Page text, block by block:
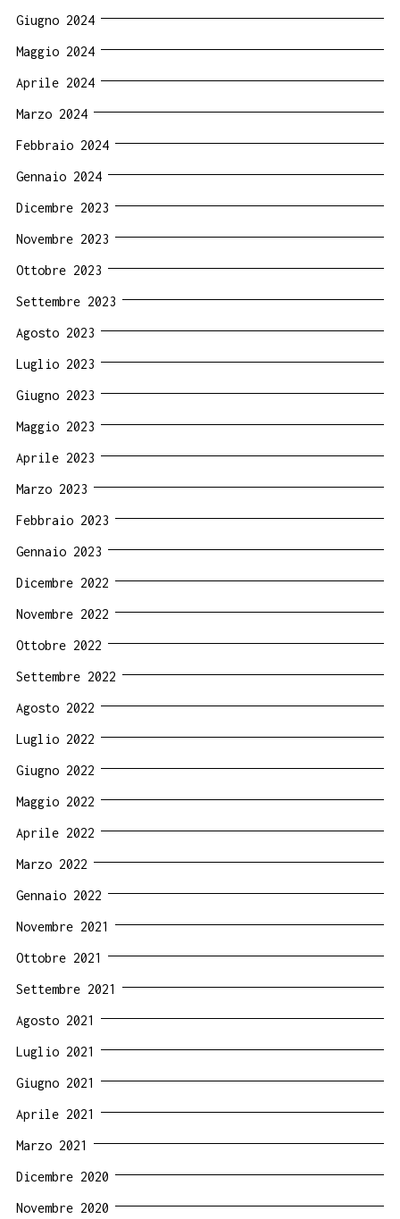
Giugno 2024
Maggio 2024
Aprile 2024
Marzo 2024
Febbraio 2024
Gennaio 2024
Dicembre 2023
Novembre 2023
Ottobre 2023
Settembre 2023
Agosto 2023
Luglio 2023
Giugno 2023
Maggio 2023
Aprile 2023
Marzo 2023
Febbraio 2023
Gennaio 2023
Dicembre 2022
Novembre 2022
Ottobre 2022
Settembre 2022
Agosto 2022
Luglio 2022
Giugno 2022
Maggio 2022
Aprile 2022
Marzo 2022
Gennaio 2022
Novembre 2021
Ottobre 2021
Settembre 2021
Agosto 2021
Luglio 2021
Giugno 2021
Aprile 2021
Marzo 2021
Dicembre 2020
Novembre 2020